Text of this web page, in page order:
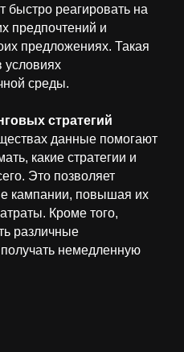
быстро реагировать на
предпочтений и
предложениях. Такая
условиях
среды.
стратегий
данные помогают
какие стратегии и
Это позволяет
кампании, повышая их
Кроме того,
различные
немедленную